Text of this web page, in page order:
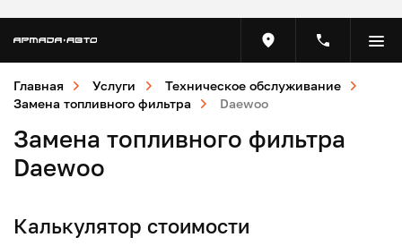
Главная Услуги
Техническое обслуживание
Замена топливного фильтра
Daewoo
Замена топливного фильтра
Daewoo
Калькулятор стоимости